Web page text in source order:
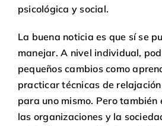
psicológica y social.
La buena noticia es que sí se
manejar. A nivel individual,
pequeños cambios como
practicar técnicas de
para uno mismo. Pero también
las organizaciones y la